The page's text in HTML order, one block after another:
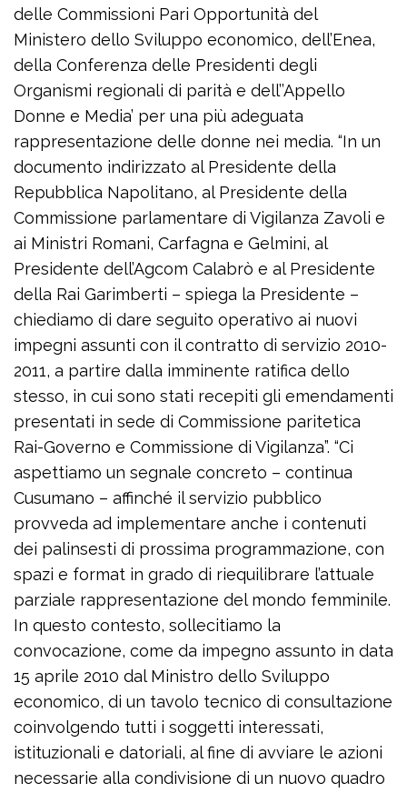
delle Commissioni Pari Opportunità del
Ministero dello Sviluppo economico, dell’Enea,
della Conferenza delle Presidenti degli
Organismi regionali di parità e dell’’Appello
Donne e Media’ per una più adeguata
rappresentazione delle donne nei media. “In un
documento indirizzato al Presidente della
Repubblica Napolitano, al Presidente della
Commissione parlamentare di Vigilanza Zavoli e
ai Ministri Romani, Carfagna e Gelmini, al
Presidente dell’Agcom Calabrò e al Presidente
della Rai Garimberti – spiega la Presidente –
chiediamo di dare seguito operativo ai nuovi
impegni assunti con il contratto di servizio 2010-
2011, a partire dalla imminente ratifica dello
stesso, in cui sono stati recepiti gli emendamenti
presentati in sede di Commissione paritetica
Rai-Governo e Commissione di Vigilanza”. “Ci
aspettiamo un segnale concreto – continua
Cusumano – affinché il servizio pubblico
provveda ad implementare anche i contenuti
dei palinsesti di prossima programmazione, con
spazi e format in grado di riequilibrare l’attuale
parziale rappresentazione del mondo femminile.
In questo contesto, sollecitiamo la
convocazione, come da impegno assunto in data
15 aprile 2010 dal Ministro dello Sviluppo
economico, di un tavolo tecnico di consultazione
coinvolgendo tutti i soggetti interessati,
istituzionali e datoriali, al fine di avviare le azioni
necessarie alla condivisione di un nuovo quadro